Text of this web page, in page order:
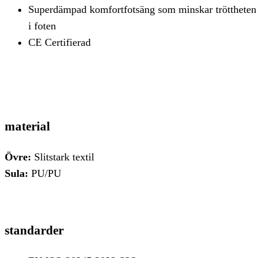
Superdämpad komfortfotsäng som minskar tröttheten
i foten
CE Certifierad
material
Övre: Slitstark textil
Sula: PU/PU
standarder